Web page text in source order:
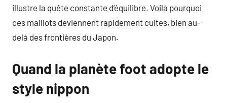
illustre la quête constante d’équilibre. Voilà pourquoi
ces maillots deviennent rapidement cultes, bien au-
delà des frontières du Japon.
Quand la planète foot adopte le
style nippon